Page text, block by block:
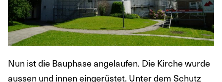
Nun ist die Bauphase angelaufen. Die Kirche wurde
aussen und innen eingerüstet. Unter dem Schutz